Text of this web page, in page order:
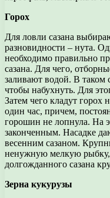
Горох
Для ловли сазана
разновидности – нута.
необходимо правильно
сазана. Для чего,
заливают водой. В таком
чтобы набухнуть. Для
Затем чего кладут
один час, причем,
горошин не лопнула. На
законченным. Насадке
весенним сазаном.
ненужную мелкую рыбку,
долгожданного сазана
Зерна кукурузы